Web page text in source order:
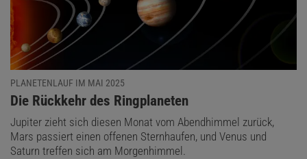
PLANETENLAUF IM MAI 2025
:
Die Rückkehr des Ringplaneten
Jupiter zieht sich diesen Monat vom Abendhimmel zurück,
Mars passiert einen offenen Sternhaufen, und Venus und
Saturn treffen sich am Morgenhimmel.